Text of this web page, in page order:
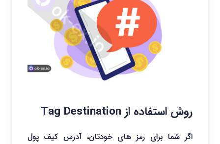
روش استفاده از Tag Destination
اگر شما برای رمز های خودتان، آدرس کیف پول